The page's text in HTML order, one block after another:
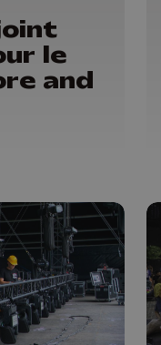
le
and